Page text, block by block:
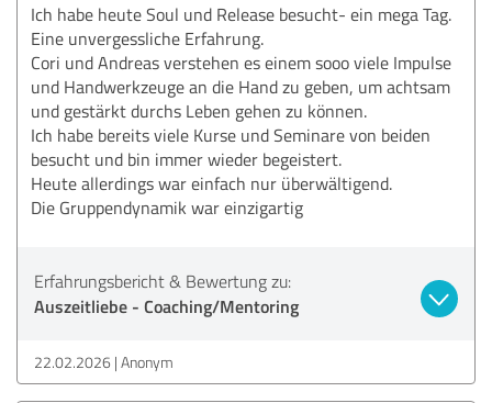
Ich habe heute Soul und Release besucht- ein mega Tag.
Eine unvergessliche Erfahrung.
Cori und Andreas verstehen es einem sooo viele Impulse
und Handwerkzeuge an die Hand zu geben, um achtsam
und gestärkt durchs Leben gehen zu können.
Ich habe bereits viele Kurse und Seminare von beiden
besucht und bin immer wieder begeistert.
Heute allerdings war einfach nur überwältigend.
Die Gruppendynamik war einzigartig
Erfahrungsbericht & Bewertung zu:
Auszeitliebe - Coaching/Mentoring
22.02.2026 Anonym